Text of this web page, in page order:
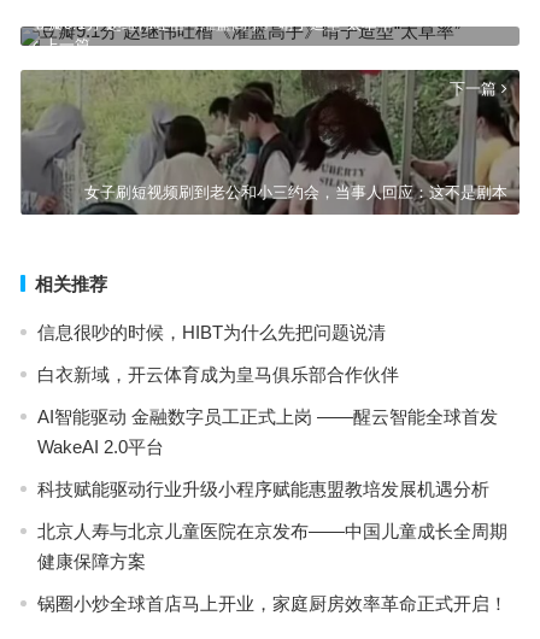
上一篇
豆瓣9.1分 赵继伟吐槽《灌篮高手》晴子造型“太草率”
下一篇
女子刷短视频刷到老公和小三约会，当事人回应：这不是剧本
相关推荐
信息很吵的时候，HIBT为什么先把问题说清
白衣新域，开云体育成为皇马俱乐部合作伙伴
AI智能驱动 金融数字员工正式上岗 ——醒云智能全球首发
WakeAI 2.0平台
科技赋能驱动行业升级小程序赋能惠盟教培发展机遇分析
北京人寿与北京儿童医院在京发布——中国儿童成长全周期
健康保障方案
锅圈小炒全球首店马上开业，家庭厨房效率革命正式开启！